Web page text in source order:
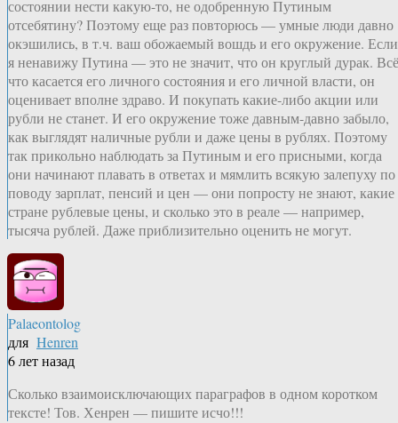
состоянии нести какую-то, не одобренную Путиным
отсебятину? Поэтому еще раз повторюсь — умные люди давно
окэшились, в т.ч. ваш обожаемый вошдь и его окружение. Если
я ненавижу Путина — это не значит, что он круглый дурак.
что касается его личного состояния и его личной власти, он
оценивает вполне здраво. И покупать какие-либо акции или
рубли не станет. И его окружение тоже давным-давно забыло,
как выглядят наличные рубли и даже цены в рублях. Поэтому
так прикольно наблюдать за Путиным и его присными, когда
они начинают плавать в ответах и мямлить всякую залепуху по
поводу зарплат, пенсий и цен — они попросту не знают, какие
стране рублевые цены, и сколько это в реале — например,
тысяча рублей. Даже приблизительно оценить не могут.
Palaeontolog
для Henren
6 лет назад
Сколько взаимоисключающих параграфов в одном коротком
тексте! Тов. Хенрен — пишите исчо!!!